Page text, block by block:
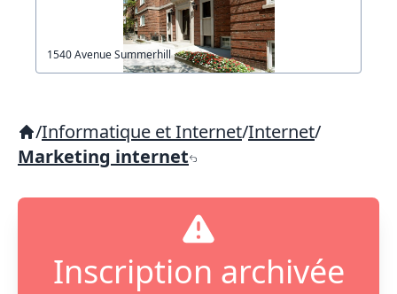
1540 Avenue Summerhill
/Informatique et Internet/Internet/
Marketing internet
Inscription archivée